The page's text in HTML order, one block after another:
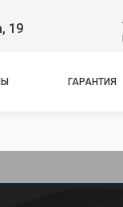
19
ГАРАНТИЯ